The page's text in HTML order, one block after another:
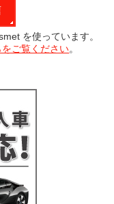
を使っています。
ご覧ください。